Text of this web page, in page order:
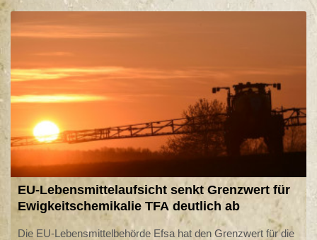
der "Rheinischen Post" (Donnerstagsausgabe). "Immer mehr
Tiere brauchen Hilfe, gleichzeitig sind die Kosten für
Personal, Energie und tierärztliche Versorgung immens
EU-Lebensmittelaufsicht senkt Grenzwert für
Ewigkeitschemikalie TFA deutlich ab
Die EU-Lebensmittelbehörde Efsa hat den Grenzwert für die